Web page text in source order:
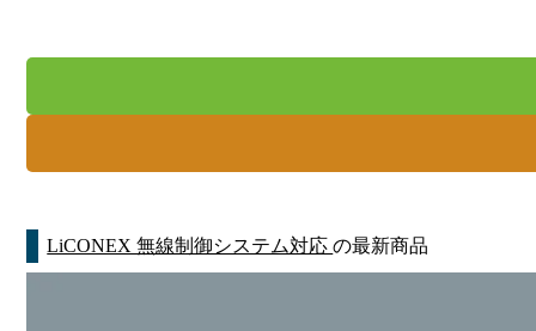
LiCONEX 無線制御システム対応の最新商品